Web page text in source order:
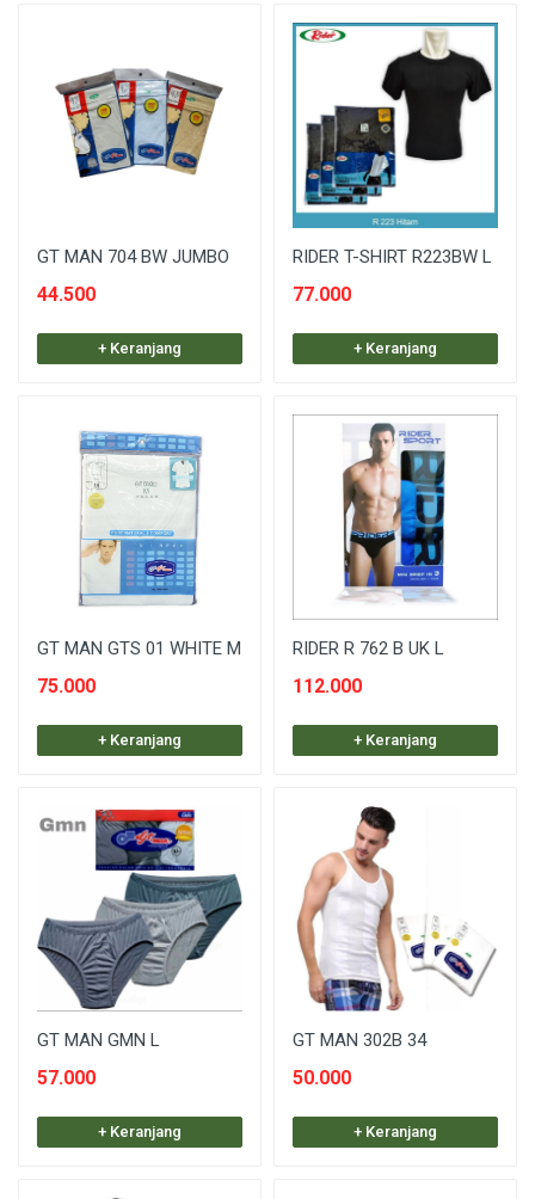
GT MAN 704 BW JUMBO
44.500
+ Keranjang
RIDER T-SHIRT R223BW L
77.000
+ Keranjang
GT MAN GTS 01 WHITE M
75.000
+ Keranjang
RIDER R 762 B UK L
112.000
+ Keranjang
GT MAN GMN L
57.000
+ Keranjang
GT MAN 302B 34
50.000
+ Keranjang